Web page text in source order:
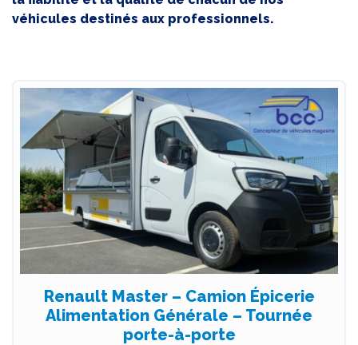
véhicules destinés aux professionnels.
Renault Master – Camion Épicerie
Alimentation Générale – Tournée
porte-à-porte